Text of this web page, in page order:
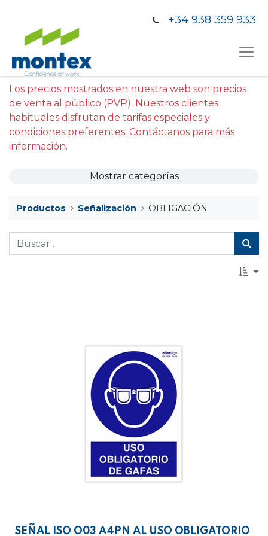
+34 938 359 933
Los precios mostrados en nuestra web son precios
de venta al público (PVP). Nuestros clientes
habituales disfrutan de tarifas especiales y
condiciones preferentes. Contáctanos para más
información.
Mostrar categorías
Productos Señalización OBLIGACIÓN
SEÑAL ISO O03 A4PN AL USO OBLIGATORIO